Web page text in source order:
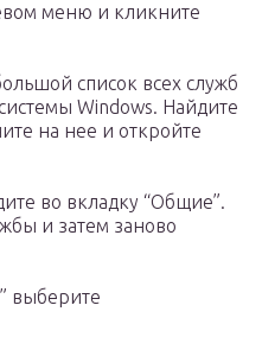
меню и кликните
список всех служб
Windows. Найдите
на нее и откройте
во вкладку “Общие”.
и затем заново
выберите